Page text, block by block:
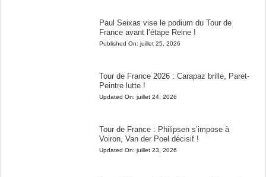
Paul Seixas vise le podium du Tour de
France avant l’étape Reine !
Published On: juillet 25, 2026
Tour de France 2026 : Carapaz brille, Paret-
Peintre lutte !
Updated On: juillet 24, 2026
Tour de France : Philipsen s’impose à
Voiron, Van der Poel décisif !
Updated On: juillet 23, 2026